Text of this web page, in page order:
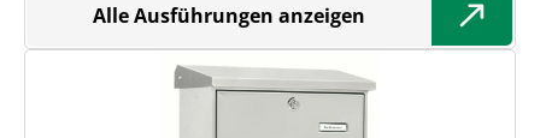
Alle Ausführungen anzeigen